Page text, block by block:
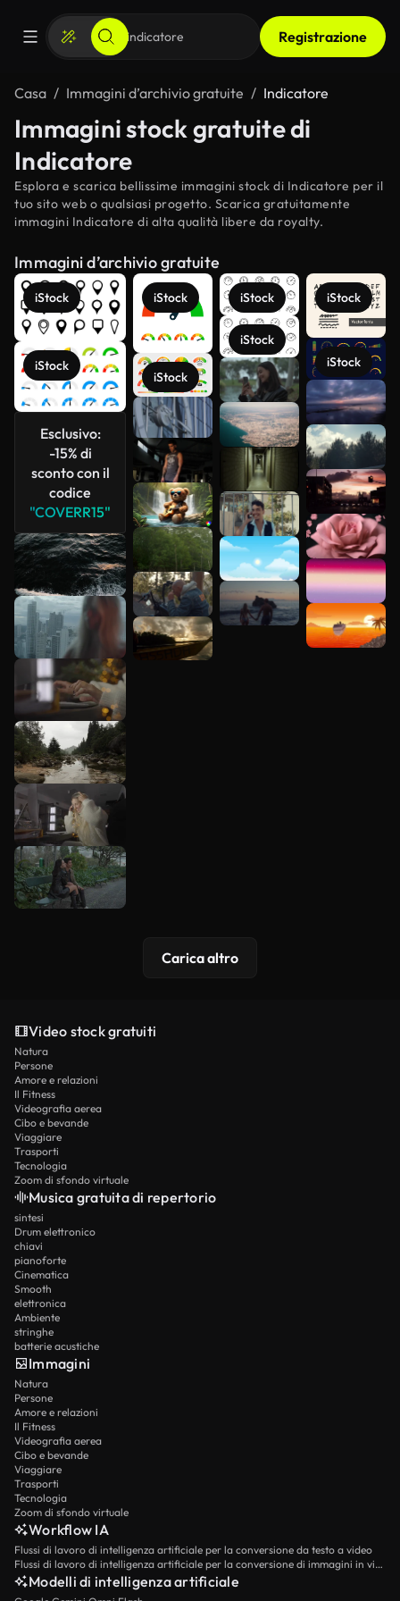
Registrazione
Casa Immagini d’archivio gratuite Indicatore
Immagini stock gratuite di
Indicatore
Esplora e scarica bellissime immagini stock di Indicatore per il
tuo sito web o qualsiasi progetto. Scarica gratuitamente
immagini Indicatore di alta qualità libere da royalty.
Immagini d’archivio gratuite
iStock
iStock
Esclusivo:
-15% di
sconto con il
codice
"COVERR15"
iStock
iStock
iStock
iStock
iStock
iStock
Scopri di
più
Carica altro
Video stock gratuiti
Natura
Persone
Amore e relazioni
Il Fitness
Videografia aerea
Cibo e bevande
Viaggiare
Trasporti
Tecnologia
Zoom di sfondo virtuale
Musica gratuita di repertorio
sintesi
Drum elettronico
chiavi
pianoforte
Cinematica
Smooth
elettronica
Ambiente
stringhe
batterie acustiche
Immagini
Natura
Persone
Amore e relazioni
Il Fitness
Videografia aerea
Cibo e bevande
Viaggiare
Trasporti
Tecnologia
Zoom di sfondo virtuale
Workflow IA
Flussi di lavoro di intelligenza artificiale per la conversione da testo a video
Flussi di lavoro di intelligenza artificiale per la conversione di immagini in video
Modelli di intelligenza artificiale